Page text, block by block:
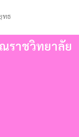
ทธ
ราชวิทยาลัย